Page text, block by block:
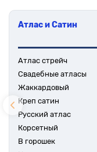
Атлас и Сатин
Атлас стрейч
Свадебные атласы
Жаккардовый
Креп сатин
Русский атлас
Корсетный
В горошек